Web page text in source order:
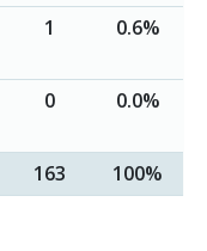
1 0.6%
0 0.0%
163 100%